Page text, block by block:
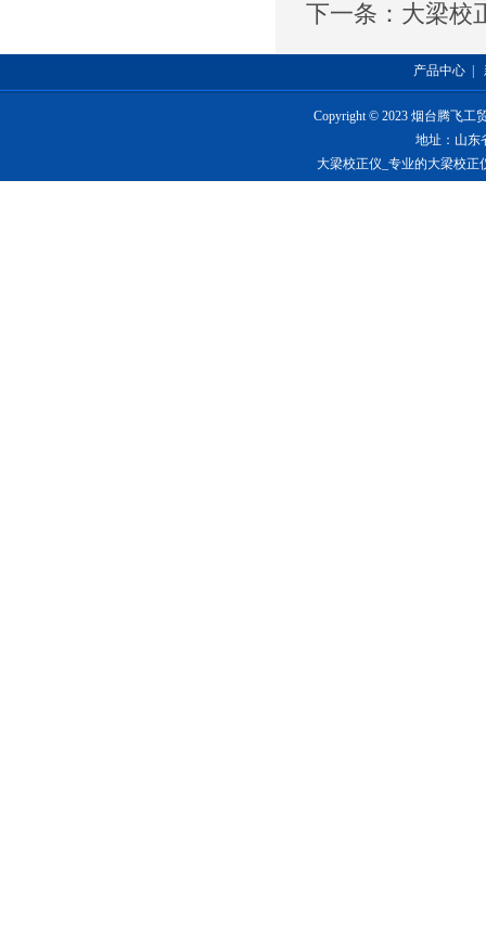
下一条： 大梁校
产品中心
Copyright © 2023 烟台腾飞工
地址：山东
大梁校正仪_专业的大梁校